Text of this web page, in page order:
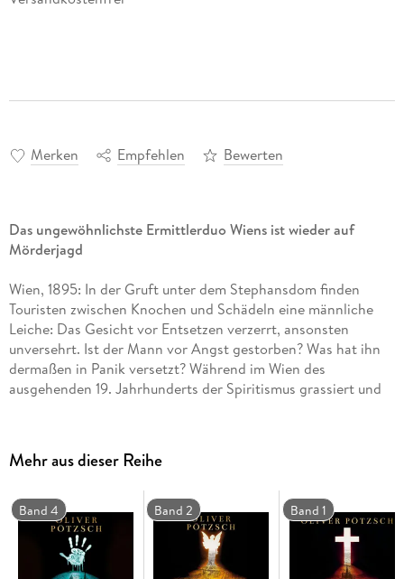
Merken Empfehlen Bewerten
Das ungewöhnlichste Ermittlerduo Wiens ist wieder auf
Mörderjagd
Wien, 1895: In der Gruft unter dem Stephansdom finden
Touristen zwischen Knochen und Schädeln eine männliche
Leiche: Das Gesicht vor Entsetzen verzerrt, ansonsten
unversehrt. Ist der Mann vor Angst gestorben? Was hat ihn
dermaßen in Panik versetzt? Während im Wien des
ausgehenden 19. Jahrhunderts der Spiritismus grassiert und
Schwindler auf. Hat er sich dabei die Finger verbrannt?
Parallel zu den von Leopold von Herzfeldt geführten
Ermittlungen wird der Totengräber Augustin Rothmayer
durch seine Adoptivtochter Anna auf etwas anderes
aufmerksam: Im Waisenhaus der Stadt verschwinden immer
wieder Kinder . . . Vergreift sich jemand an den Schutzlosen
oder geht wirklich ein Geist um in der Donaumetropole?
Mehr aus dieser Reihe
Band 4 Band 2 Band 1